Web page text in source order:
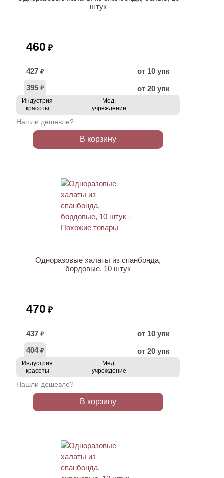
штук
460 ₽
427 ₽
от 10 упк
395 ₽ от 20 упк
Индустрия
красоты
Мед.
учреждение
Нашли дешевле?
В корзину
Одноразовые халаты из спанбонда,
бордовые, 10 штук
470 ₽
437 ₽
от 10 упк
404 ₽ от 20 упк
Индустрия
красоты
Мед.
учреждение
Нашли дешевле?
В корзину